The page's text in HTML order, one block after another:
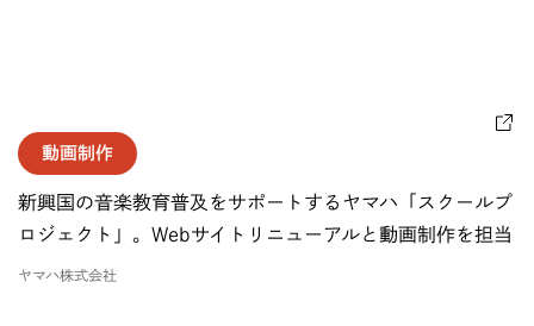
動画制作
新興国の音楽教育普及をサポートするヤマハ「スクールプ
ロジェクト」。Webサイトリニューアルと動画制作を担当
ヤマハ株式会社